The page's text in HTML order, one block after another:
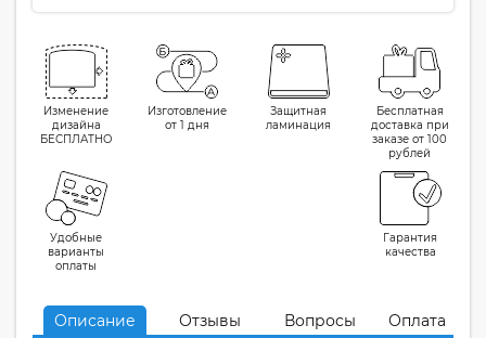
Изменение
дизайна
БЕСПЛАТНО
Изготовление
от 1 дня
Защитная
ламинация
Бесплатная
доставка при
заказе от 100
рублей
Удобные
варианты
оплаты
Гарантия
качества
Описание Отзывы Вопросы Оплата